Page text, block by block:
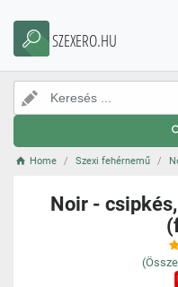
SZEXERO.HU
Home Szexi fehérnemű
Noir -